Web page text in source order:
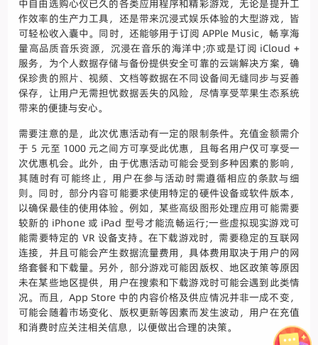
中自由选购心仪已久的各类应用程序和精彩游戏，无论是提升工
作效率的生产力工具，还是带来沉浸式娱乐体验的大型游戏，皆
可轻松收入囊中。同时，还能够用于订阅 APPle Music，畅享海
量高品质音乐资源，沉浸在音乐的海洋中;亦或是订阅 iCloud +
服务，为个人数据存储与备份提供安全可靠的云端解决方案，确
保珍贵的照片、视频、文档等数据在不同设备间无缝同步与妥善
保存，让用户无需担忧数据丢失的风险，尽情享受苹果生态系统
带来的便捷与安心。
需要注意的是，此次优惠活动有一定的限制条件。充值金额需介
于 5 元至 1000 元之间方可享受此优惠，且每名用户仅可享受一
次优惠机会。此外，由于优惠活动可能会受到多种因素的影响，
其随时有可能终止，用户在参与活动时需遵循相应的条款与细
则。同时，部分内容可能要求使用特定的硬件设备或软件版本，
以确保最佳的使用体验。例如，某些高级图形处理应用可能需要
较新的 iPhone 或 iPad 型号才能流畅运行;一些虚拟现实游戏可
能需要特定的 VR 设备支持。在下载游戏时，需要稳定的互联网
连接，并且可能会产生数据流量费用，具体费用取决于用户的网
络套餐和下载量。另外，部分游戏可能因版权、地区政策等原因
未在某些地区提供，用户在搜索和下载游戏时可能会遇到此类情
况。而且，App Store 中的内容价格及供应情况并非一成不变，
可能会随着市场变化、版权更新等因素而发生波动，用户在充值
和消费时应关注相关信息，以便做出合理的决策。